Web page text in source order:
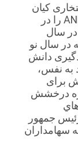
کیان
یونتیگ به طور کامل دستاوردهای ANNEC را در
سال
در سال نو
دانش
به نفس،
برای
درخشش
داد. رئيس جمهور
پايداري ها را در سال 2024 به سهامداران